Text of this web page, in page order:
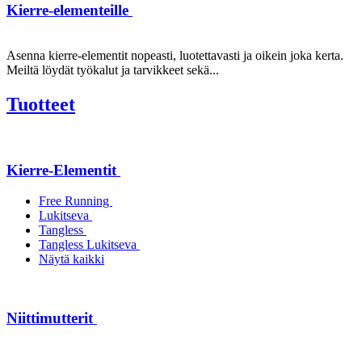
Kierre-elementeille
Asenna kierre-elementit nopeasti, luotettavasti ja oikein joka kerta.
Meiltä löydät työkalut ja tarvikkeet sekä...
Tuotteet
Kierre-Elementit
Free Running
Lukitseva
Tangless
Tangless Lukitseva
Näytä kaikki
Niittimutterit